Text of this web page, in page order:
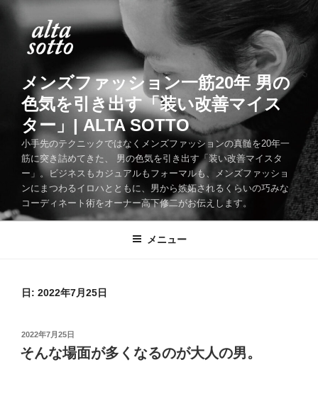
メンズファッション一筋20年 男の
色気を引き出す「装い改善マイス
ター」| ALTA SOTTO
小手先のテクニックではなくメンズファッションの真髄を20年一
筋に突き詰めてきた、 男の色気を引き出す「装い改善マイスタ
ー」。ビジネスもカジュアルもフォーマルも、メンズファッショ
ンにまつわるイロハとともに、男から嫉妬されるくらいの巧みな
コーディネート術をオーナー高下修二がお伝えします。
メニュー
日: 2022年7月25日
投
稿
日:
2022年7月25日
そんな場面が多くなるのが大人の男。